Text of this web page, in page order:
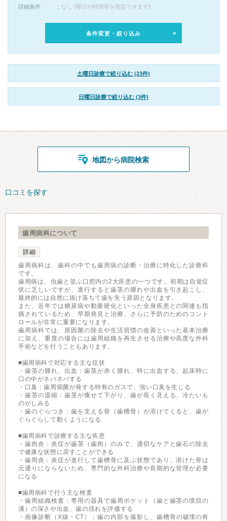
詳細条件
なし (曜日や時間帯を指定できます)
条件変更・絞り込み
土曜日診療で絞り込む (23件)
日曜日診療で絞り込む (3件)
地図から病院検索
口コミを探す
歯周病科について
詳細
歯周病科は、歯科の中でも歯周病の診断・治療に特化した診療科
です。
歯周病は、虫歯と並ぶ口腔内の2大疾患の一つです。初期は自覚症
状に乏しいですが、進行すると歯茎の腫れや出血を引き起こし、
最終的には自然に抜け落ちて歯を失う原因となります。
また、近年では糖尿病や動脈硬化といった全身疾患との関連も指
摘されているため、早期発見と治療、さらに予防のためのコント
ロールが非常に重要になります。
歯周病科では、原因菌の除去や生活習慣の改善といった基本治療
に加え、重度の場合には歯周組織を再生させる治療や高度な外科
手術などを行うこともあります。
■歯周病科で対応する主な症状
・歯茎の腫れ、出血：歯茎が赤く腫れ、時に出血する、起床時に
口の中がネバネバする
・口臭：歯周病菌が発する特有のガスで、強い口臭を生じる
・歯茎の退縮：歯茎が痩せて下がり、歯が長く見える、冷たいも
のがしみる
・歯のぐらつき：歯を支える骨（歯槽骨）が溶けてくると、歯が
ぐらぐらして動くようになる
■歯周病科で診療する主な疾患
・歯肉炎：炎症が歯茎（歯肉）のみで、適切なケアと歯石の除去
で健康な状態に戻すことができる
・歯周炎：炎症が進行して歯槽骨に及ぶ状態であり、溶けた骨は
元通りにならないため、専門的な外科治療や長期的な管理が必要
になる
■歯周病科で行う主な検査
・歯周組織検査：専用の器具で歯周ポケット（歯と歯茎の境目の
溝）の深さや出血、歯の揺れを評価する
・画像診断（X線・CT）：歯の内部を撮影し、歯槽骨の破壊の有